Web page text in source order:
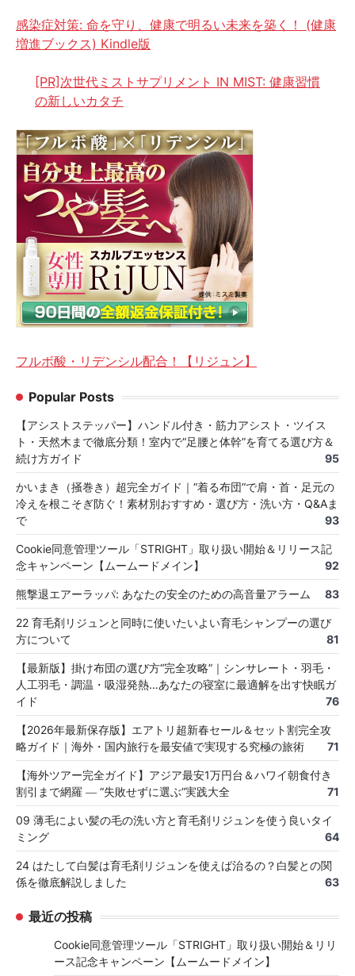
感染症対策: 命を守り、健康で明るい未来を築く！ (健康
増進ブックス) Kindle版
[PR]次世代ミストサプリメント IN MIST: 健康習慣
の新しいカタチ
フルボ酸・リデンシル配合！【リジュン】
Popular Posts
【アシストステッパー】ハンドル付き・筋力アシスト・ツイス
ト・天然木まで徹底分類！室内で“足腰と体幹”を育てる選び方＆
続け方ガイド
95
かいまき（掻巻き）超完全ガイド｜“着る布団”で肩・首・足元の
冷えを根こそぎ防ぐ！素材別おすすめ・選び方・洗い方・Q&Aま
で
93
Cookie同意管理ツール「STRIGHT」取り扱い開始＆リリース記
念キャンペーン【ムームードメイン】
92
熊撃退エアーラッパ: あなたの安全のための高音量アラーム 83
22 育毛剤リジュンと同時に使いたいよい育毛シャンプーの選び
方について
81
【最新版】掛け布団の選び方“完全攻略”｜シンサレート・羽毛・
人工羽毛・調温・吸湿発熱…あなたの寝室に最適解を出す快眠ガ
イド
76
【2026年最新保存版】エアトリ超新春セール＆セット割完全攻
略ガイド｜海外・国内旅行を最安値で実現する究極の旅術
71
【海外ツアー完全ガイド】アジア最安1万円台＆ハワイ朝食付き
割引まで網羅 ― “失敗せずに選ぶ”実践大全
71
09 薄毛によい髪の毛の洗い方と育毛剤リジュンを使う良いタイ
ミング
64
24 はたして白髪は育毛剤リジュンを使えば治るの？白髪との関
係を徹底解説しました
63
最近の投稿
Cookie同意管理ツール「STRIGHT」取り扱い開始＆リリ
ース記念キャンペーン【ムームードメイン】